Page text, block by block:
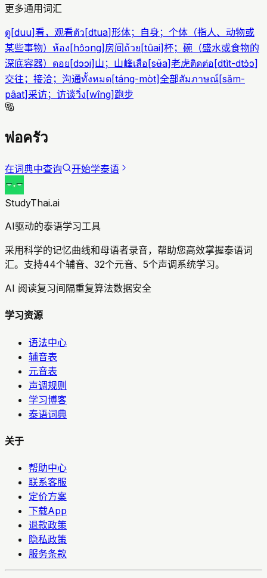
更多通用词汇
ดู[duu]看，观看ตัว [dtua]形体；自身；个体（指人、动物或
某些事物） ห้อง [hɔ̂ɔng] 房间ถ้วย [tûai]杯；碗（盛水或食物的
深底容器） ดอย [dɔɔi] 山；山峰เสือ [sʉ̌a]老虎ติดต่อ [dtìt-dtɔ̀ɔ]
交往；接洽；沟通ทั้งหมด[táng-mòt]全部สัมภาษณ์[sǎm-
pâat] 采访；访谈วิ่ง [wîng] 跑步
พ่อครัว
在词典中查询 开始学泰语
StudyThai.ai
AI驱动的泰语学习工具
采用科学的记忆曲线和母语者录音，帮助您高效掌握泰语词
汇。支持44个辅音、32个元音、5个声调系统学习。
AI 阅读复习间隔重复算法数据安全
学习资源
语法中心
辅音表
元音表
声调规则
学习博客
泰语词典
关于
帮助中心
联系客服
定价方案
下载App
退款政策
隐私政策
服务条款